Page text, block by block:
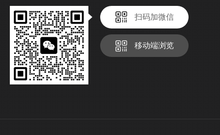
扫码加微信
移动端浏览